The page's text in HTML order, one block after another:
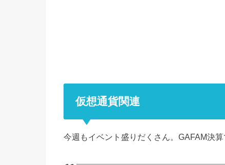
仮想通貨関連
今週もイベント盛りだくさん。GAFAM決